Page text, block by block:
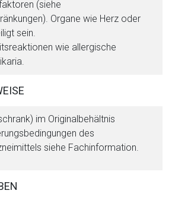
(siehe
Organe wie Herz oder
sein.
wie allergische
im Originalbehältnis
des
siehe Fachinformation.